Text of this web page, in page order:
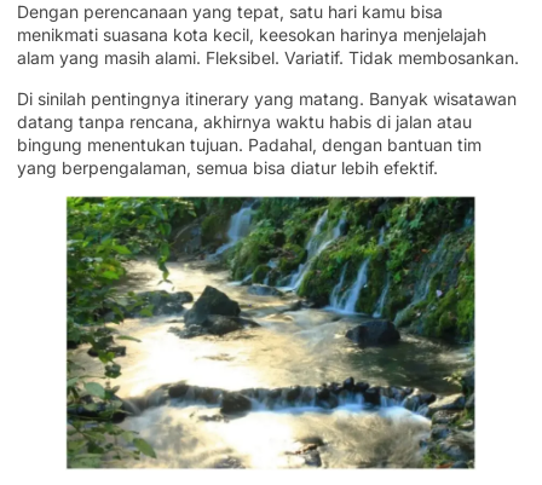
Dengan perencanaan yang tepat, satu hari kamu bisa
menikmati suasana kota kecil, keesokan harinya menjelajah
alam yang masih alami. Fleksibel. Variatif. Tidak membosankan.
Di sinilah pentingnya itinerary yang matang. Banyak wisatawan
datang tanpa rencana, akhirnya waktu habis di jalan atau
bingung menentukan tujuan. Padahal, dengan bantuan tim
yang berpengalaman, semua bisa diatur lebih efektif.